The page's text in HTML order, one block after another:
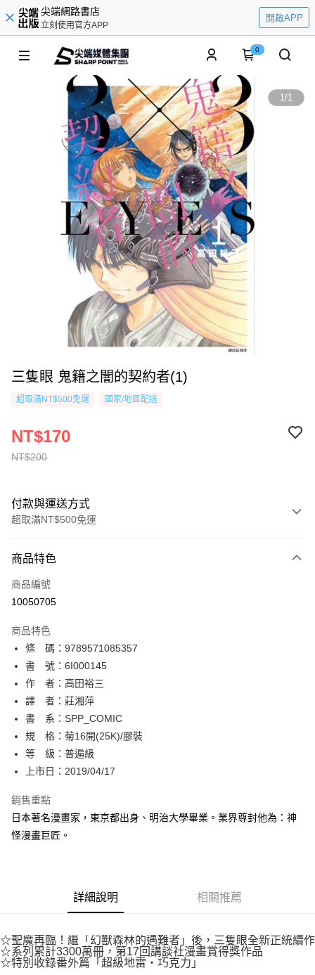
尖端網路書店
立刻使用官方APP
開啟APP
0
1/1
三隻眼 鬼籍之闇的契約者(1)
超取滿NT$500免運 國家/地區配送
NT$200
NT$170
付款與運送方式
超取滿NT$500免運
信用卡一次付款
超商取貨付款
相關說明
【關於「AFTEE先享後付」】
AFTEE先享後付是「在收到商品之後才付款」的支付方式。 讓您購物簡單
便利好安心！
１．簡單：不需註冊會員、不需綁卡、不需儲值。
２．便利：只要手機號碼，簡訊認證，即可結帳。
３．安心：先確認商品／服務後，再付款。
【「AFTEE先享後付」結帳流程】
１．於結帳方式選擇「AFTEE先享後付」後，將跳轉至「AFTEE先享後付」
結帳頁面，進行簡訊認證並確認金額後，即可完成結帳。
２．訂單成立數日內，您將收到繳費通知簡訊。
ATM／網路銀行／等多元方式進行付款，方視為交易完成。
※ 請注意：結帳手續完成當下不需立刻繳費，但若您需要取消訂單，請聯絡
購買商品的店家。未經商家同意取消之訂單仍視為有效，需透過AFTEE先享
後付繳納相關費用。
權轉讓予恩沛科技股份有限公司。
２．關於個人資料處理事宜，請瀏覽以下網址：
https://aftee.tw/terms/#terms3
ATM付款
運送方式
全家取貨付款
每筆NT$80，滿NT$500(含以上)免運費
付款後全家取貨
每筆NT$80，滿NT$500(含以上)免運費
付款後7-11取貨
每筆NT$80，滿NT$500(含以上)免運費
商品特色
商品編號
10050705
商品特色
條 碼：9789571085357
書 號：6I000145
作 者：高田裕三
譯 者：莊湘萍
書 系：SPP_COMIC
規 格：菊16開(25K)/膠裝
等 級：普遍級
上市日：2019/04/17
銷售重點
日本著名漫畫家，東京都出身、明治大學畢業。業界尊封他為：神
怪漫畫巨匠。
詳細說明 相關推薦
☆聖魔再臨！繼「幻獸森林的遇難者」後，三隻眼全新正統續作
☆系列累計3300萬冊，第17回講談社漫畫賞得獎作品
☆特別收錄番外篇「超級地雷‧巧克力」